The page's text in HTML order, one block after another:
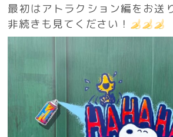
最初はアトラクション編をお送
非続きも見てください！